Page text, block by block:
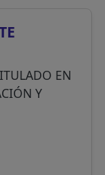
EN
Y